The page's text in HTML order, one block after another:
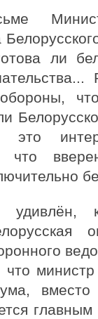
ли
это
что
удивлён,